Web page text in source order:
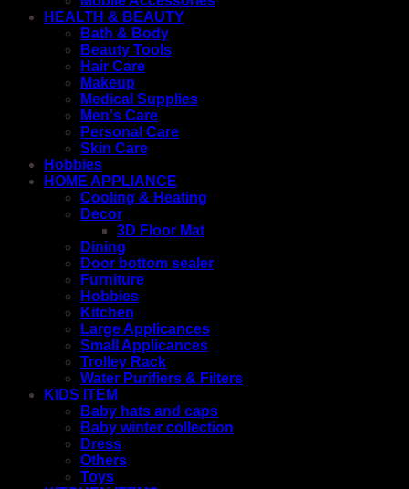
HEALTH & BEAUTY
Bath & Body
Beauty Tools
Hair Care
Makeup
Medical Supplies
Men's Care
Personal Care
Skin Care
Hobbies
HOME APPLIANCE
Cooling & Heating
Decor
3D Floor Mat
Dining
Door bottom sealer
Furniture
Hobbies
Kitchen
Large Applicances
Small Applicances
Trolley Rack
Water Purifiers & Filters
KIDS ITEM
Baby hats and caps
Baby winter collection
Dress
Others
Toys